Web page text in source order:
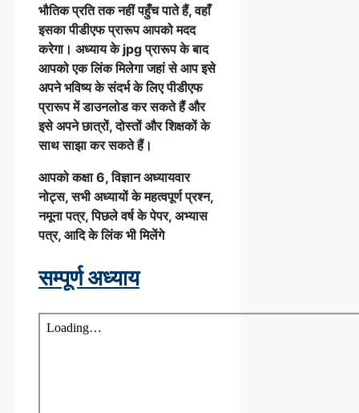
भौतिक प्रति तक नहीं पहुँच पाते हैं, वहाँ
इसका पीडीएफ प्रारूप आपको मदद
करेगा। अध्याय के jpg प्रारूप के बाद
आपको एक लिंक मिलेगा जहां से आप इसे
अपने भविष्य के संदर्भ के लिए पीडीएफ
प्रारूप में डाउनलोड कर सकते हैं और
इसे अपने छात्रों, दोस्तों और शिक्षकों के
साथ साझा कर सकते हैं।
आपको कक्षा 6, विज्ञान अध्यायवार
नोट्स, सभी अध्यायों के महत्वपूर्ण प्रश्न,
नमूना पत्र, पिछले वर्ष के पेपर, अभ्यास
पत्र, आदि के लिंक भी मिलेंगे
सम्पूर्ण अध्याय